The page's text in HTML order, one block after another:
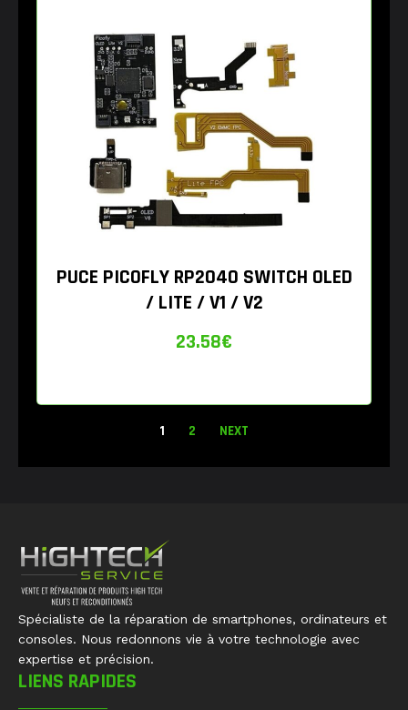
PUCE PICOFLY RP2040 SWITCH OLED
/ LITE / V1 / V2
23.58€
1 2 NEXT
Spécialiste de la réparation de smartphones, ordinateurs et
consoles. Nous redonnons vie à votre technologie avec
expertise et précision.
LIENS RAPIDES